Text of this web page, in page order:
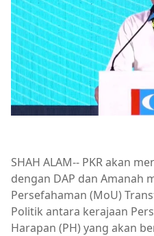
SHAH ALAM-- PKR akan
dengan DAP dan Amanah
Persefahaman (MoU)
Politik antara kerajaan
Harapan (PH) yang akan